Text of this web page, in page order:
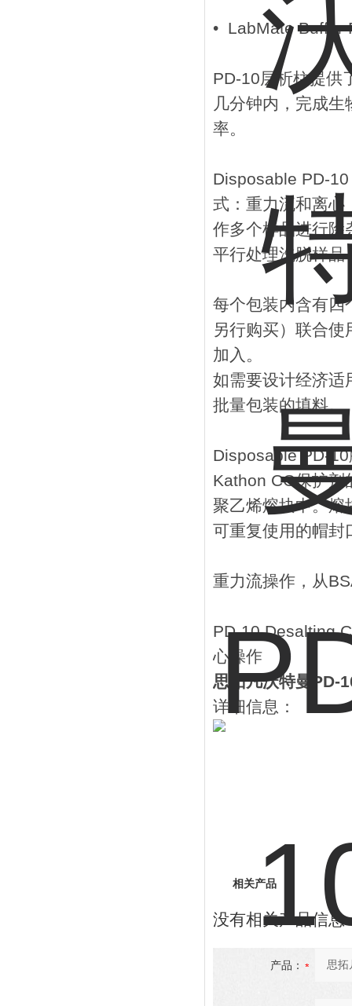
• LabMate Buffer
PD-10层析柱提供
几分钟内，完成
率。
Disposable PD-
式：重力流和离心
作多个样品进行除
平行处理洗脱样品
每个包装内含有
另行购买）联合
加入。
如需要设计经济适
批量包装的填料。
Disposable PD-
Kathon CG保护剂
聚乙烯熔块中。熔
可重复使用的帽封
重力流操作，从
PD-10 Desalting
心操作
思拓凡沃特曼PD-
详细信息：
相关产品
没有相关产品信息
产品：